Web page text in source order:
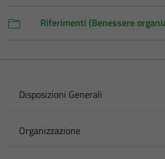
Riferimenti (Benessere
Disposizioni Generali
Organizzazione